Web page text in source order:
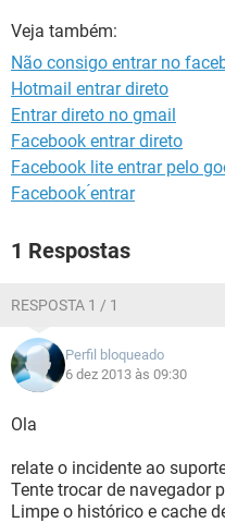
GUIA DE COMPRAS
Veja também:
Não consigo entrar no
Hotmail entrar direto
Entrar direto no gmail
Facebook entrar direto
Facebook lite entrar pelo
Facebook ́entrar
1 Respostas
RESPOSTA 1 / 1
Perfil bloqueado
6 dez 2013 às 09:30
Ola
relate o incidente ao
Tente trocar de navegador
Limpe o histórico e cache